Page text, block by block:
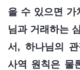
을 수 있으면 가
님과 거래하는
서, 하나님의
사역 원칙은 물